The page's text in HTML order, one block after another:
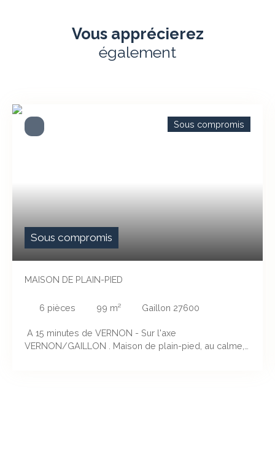
Vous apprécierez
également
Sous compromis
Sous compromis
MAISON DE PLAIN-PIED
6 pièces 99 m² Gaillon 27600
A 15 minutes de VERNON - Sur l'axe
VERNON/GAILLON . Maison de plain-pied, au calme,